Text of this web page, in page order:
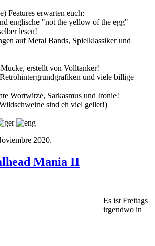
Features erwarten euch:
englische "not the yellow of the egg"
lesen!
auf Metal Bands, Spielklassiker und
erstellt von Volltanker!
und viele billige
Wortwitze, Sarkasmus und Ironie!
sind eh viel geiler!)
2020.
Mania II
Es ist Freitags
irgendwo in